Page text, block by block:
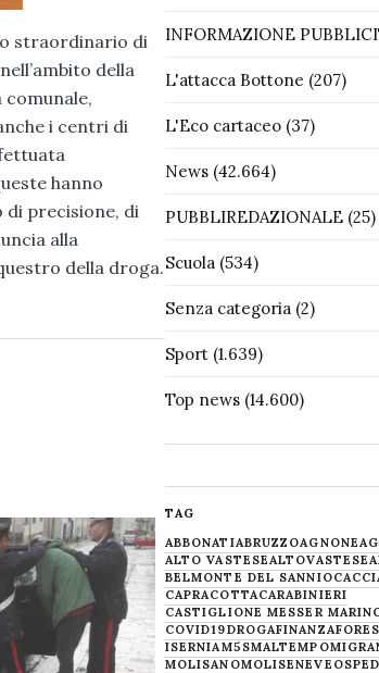
straordinario di
della
i centri di
hanno
di precisione, di
alla
della droga.
INFORMAZIONE
L'attacca Bottone (207)
L'Eco cartaceo(37)
News(42.664)
PUBBLIREDAZIONALE(25)
Scuola(534)
Senza categoria(2)
Sport(1.639)
Top news(14.600)
TAG
ABBONATIABRUZZOAGNONE
ALTO VASTESEALTOVASTESE
BELMONTE DEL SANNIO
CAPRACOTTACARABINIERI
CASTIGLIONE MESSER
COVID19DROGAFINANZA
ISERNIAM5SMALTEMPO
MOLISANOMOLISENEVE